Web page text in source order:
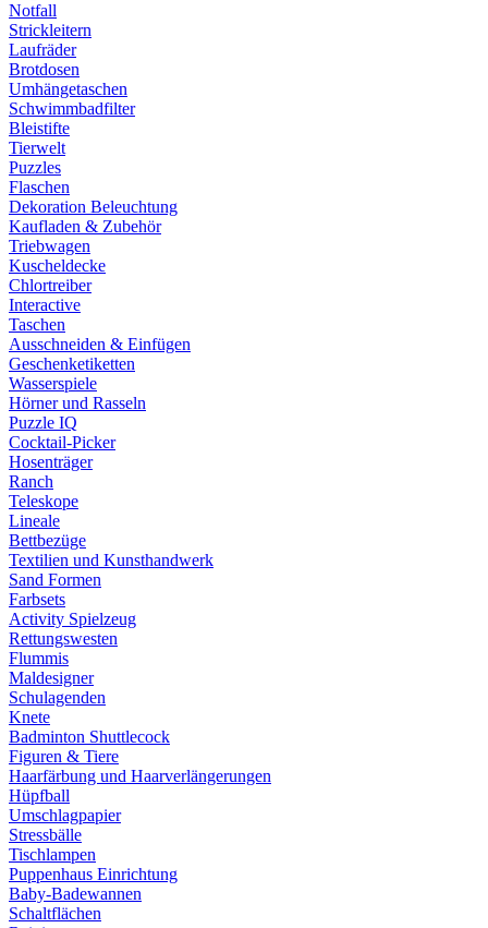
Notfall
Strickleitern
Laufräder
Brotdosen
Umhängetaschen
Schwimmbadfilter
Bleistifte
Tierwelt
Puzzles
Flaschen
Dekoration Beleuchtung
Kaufladen & Zubehör
Triebwagen
Kuscheldecke
Chlortreiber
Interactive
Taschen
Ausschneiden & Einfügen
Geschenketiketten
Wasserspiele
Hörner und Rasseln
Puzzle IQ
Cocktail-Picker
Hosenträger
Ranch
Teleskope
Lineale
Bettbezüge
Textilien und Kunsthandwerk
Sand Formen
Farbsets
Activity Spielzeug
Rettungswesten
Flummis
Maldesigner
Schulagenden
Knete
Badminton Shuttlecock
Figuren & Tiere
Haarfärbung und Haarverlängerungen
Hüpfball
Umschlagpapier
Stressbälle
Tischlampen
Puppenhaus Einrichtung
Baby-Badewannen
Schaltflächen